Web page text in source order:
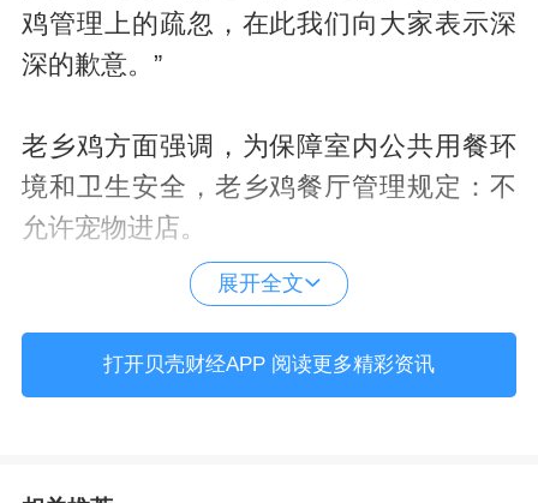
鸡管理上的疏忽，在此我们向大家表示深
深的歉意。”
老乡鸡方面强调，为保障室内公共用餐环
境和卫生安全，老乡鸡餐厅管理规定：不
允许宠物进店。
老乡鸡方面称，在解决此类事件中，老乡
鸡存在三大问题：餐厅张贴的禁止宠物入
店的标识不够清晰显眼；餐厅员工未能及
展开全文
打开贝壳财经APP 阅读更多精彩资讯